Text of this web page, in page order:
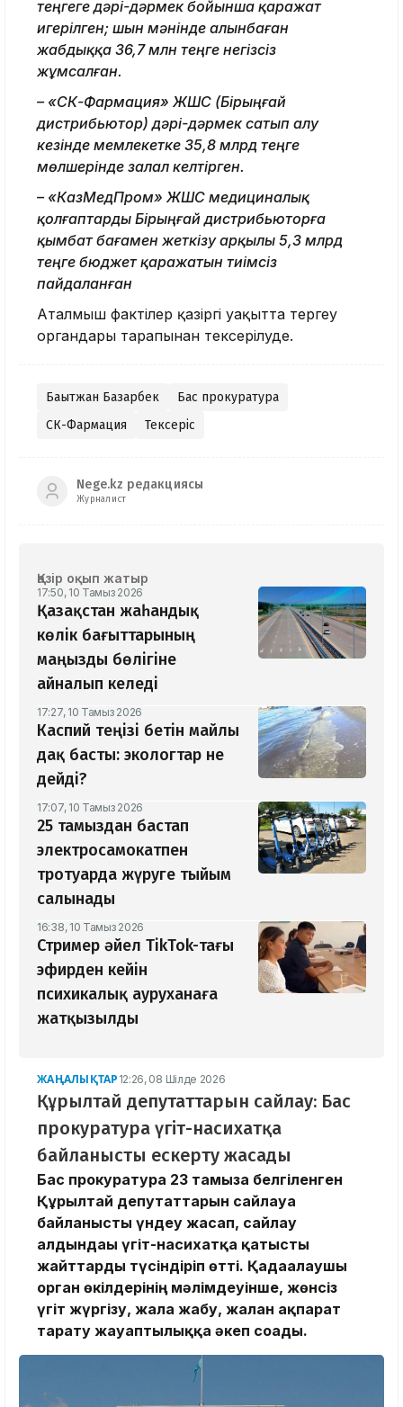
теңгеге дәрі-дәрмек бойынша қаражат
игерілген; шын мәнінде алынбаған
жабдыққа 36,7 млн теңге негізсіз
жұмсалған.
– «СК-Фармация» ЖШС (Бірыңғай
дистрибьютор) дәрі-дәрмек сатып алу
кезінде мемлекетке 35,8 млрд теңге
мөлшерінде залал келтірген.
– «КазМедПром» ЖШС медициналық
қолғаптарды Бірыңғай дистрибьюторға
қымбат бағамен жеткізу арқылы 5,3 млрд
теңге бюджет қаражатын тиімсіз
пайдаланған
Аталмыш фактілер қазіргі уақытта тергеу
органдары тарапынан тексерілуде.
Бақытжан Базарбек
Бас прокуратура
СК-Фармация
Тексеріс
Nege.kz редакциясы
Журналист
Қазір оқып жатыр
17:50, 10 Тамыз 2026
Қазақстан жаһандық
көлік бағыттарының
маңызды бөлігіне
айналып келеді
17:27, 10 Тамыз 2026
Каспий теңізі бетін майлы
дақ басты: экологтар не
дейді?
17:07, 10 Тамыз 2026
25 тамыздан бастап
электросамокатпен
тротуарда жүруге тыйым
салынады
16:38, 10 Тамыз 2026
Стример әйел TikTok-тағы
эфирден кейін
психикалық ауруханаға
жатқызылды
ЖАҢАЛЫҚТАР 12:26, 08 Шілде 2026
Құрылтай депутаттарын сайлау: Бас
прокуратура үгіт-насихатқа
байланысты ескерту жасады
Бас прокуратура 23 тамызға белгіленген
Құрылтай депутаттарын сайлауға
байланысты үндеу жасап, сайлау
алдындағы үгіт-насихатқа қатысты
жайттарды түсіндіріп өтті. Қадағалаушы
орган өкілдерінің мәлімдеуінше, жөнсіз
үгіт жүргізу, жала жабу, жалған ақпарат
тарату жауаптылыққа әкеп соғады.